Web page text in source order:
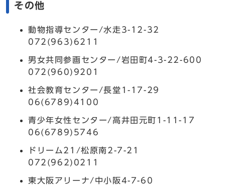
その他
動物指導センター/水走3-12-32
072(963)6211
男女共同参画センター/岩田町4-3-22-600
072(960)9201
社会教育センター/長堂1-17-29
06(6789)4100
青少年女性センター/高井田元町1-11-17
06(6789)5746
ドリーム21/松原南2-7-21
072(962)0211
東大阪アリーナ/中小阪4-7-60